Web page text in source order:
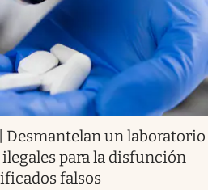
Desmantelan un laboratorio
para la disfunción
falsos